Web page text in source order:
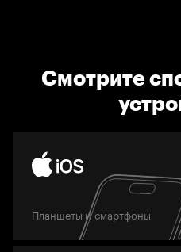
Смотрите
Планшеты и смартфоны